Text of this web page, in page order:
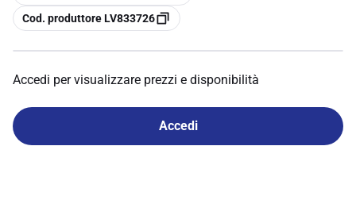
copia
Cod. produttore LV833726
Accedi per visualizzare prezzi e disponibilità
Accedi